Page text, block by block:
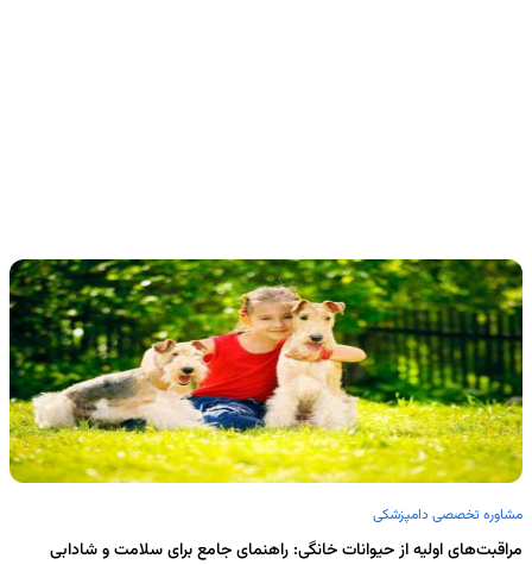
مشاوره تخصصی دامپزشکی
مراقبت‌های اولیه از حیوانات خانگی: راهنمای جامع برای سلامت و شادابی